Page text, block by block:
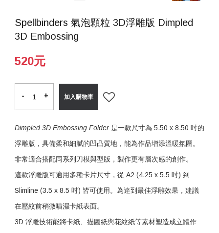
Spellbinders 氣泡顆粒 3D浮雕版 Dimpled
3D Embossing
520元
- +
- + 加入購物車
Dimpled 3D Embossing Folder 是一款尺寸為 5.50 x 8.50 吋的
浮雕版，具備柔和細膩的凹凸質地，能為作品增添溫暖氛圍。
非常適合搭配同系列刀模與型版，製作更有層次感的創作。
這款浮雕版可適用多種卡片尺寸，從 A2 (4.25 x 5.5 吋) 到
Slimline (3.5 x 8.5 吋) 皆可使用。為達到最佳浮雕效果，建議
在壓紋前稍微噴濕卡紙表面。
3D 浮雕技術能將卡紙、描圖紙與花紋紙等素材塑造成立體作